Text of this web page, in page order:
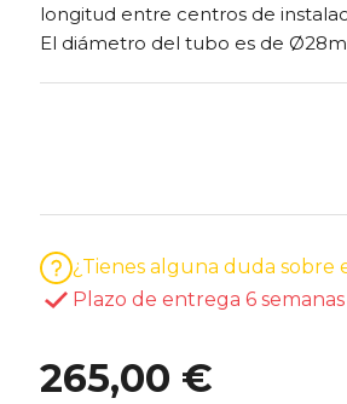
longitud entre centros de
El diámetro del tubo es de
¿Tienes alguna duda sobre
Plazo de entrega 6 semanas
265,00 €